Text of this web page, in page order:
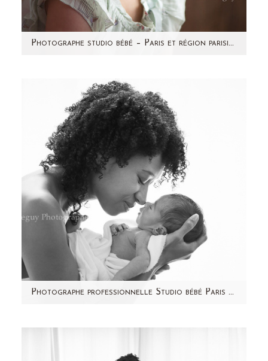
Photographe studio bébé – Paris et région parisienne – Emma
petite fille, vous la connaissez ! Vous l'avez
devinée dans le…
Photographe professionnelle Studio bébé Paris – Alicia
cachait ! C'est…